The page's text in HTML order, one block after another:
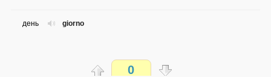
giorno
день
0